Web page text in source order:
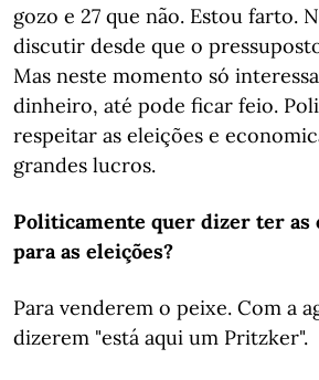
gozo e 27 que não. Estou farto.
discutir desde que o
Mas neste momento só
dinheiro, até pode ficar feio.
respeitar as eleições e
grandes lucros.
Politicamente quer dizer ter as
para as eleições?
Para venderem o peixe. Com a
dizerem "está aqui um Pritzker".